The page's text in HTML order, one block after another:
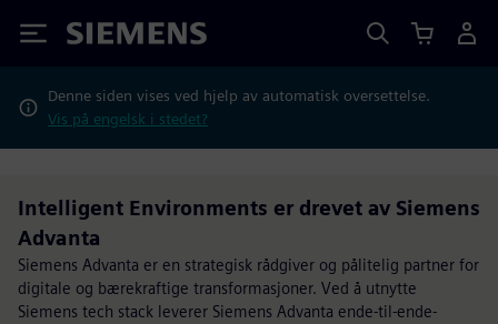
Siemens
Denne siden vises ved hjelp av automatisk oversettelse.
Vis på engelsk i stedet?
Intelligent Environments er drevet av Siemens
Advanta
Siemens Advanta er en strategisk rådgiver og pålitelig partner for
digitale og bærekraftige transformasjoner. Ved å utnytte
Siemens tech stack leverer Siemens Advanta ende-til-ende-